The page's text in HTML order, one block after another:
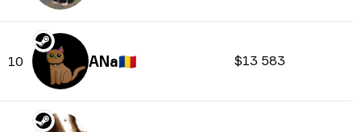
10 ANa🇷🇴 $13 583